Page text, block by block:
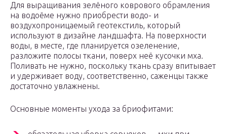
Для выращивания зелёного коврового обрамления
на водоёме нужно приобрести водо- и
воздухопроницаемый геотекстиль, который
используют в дизайне ландшафта. На поверхности
воды, в месте, где планируется озеленение,
разложите полосы ткани, поверх неё кусочки мха.
Поливать не нужно, поскольку ткань сразу впитывает
и удерживает воду, соответственно, саженцы также
достаточно увлажнены.
Основные моменты ухода за бриофитами: